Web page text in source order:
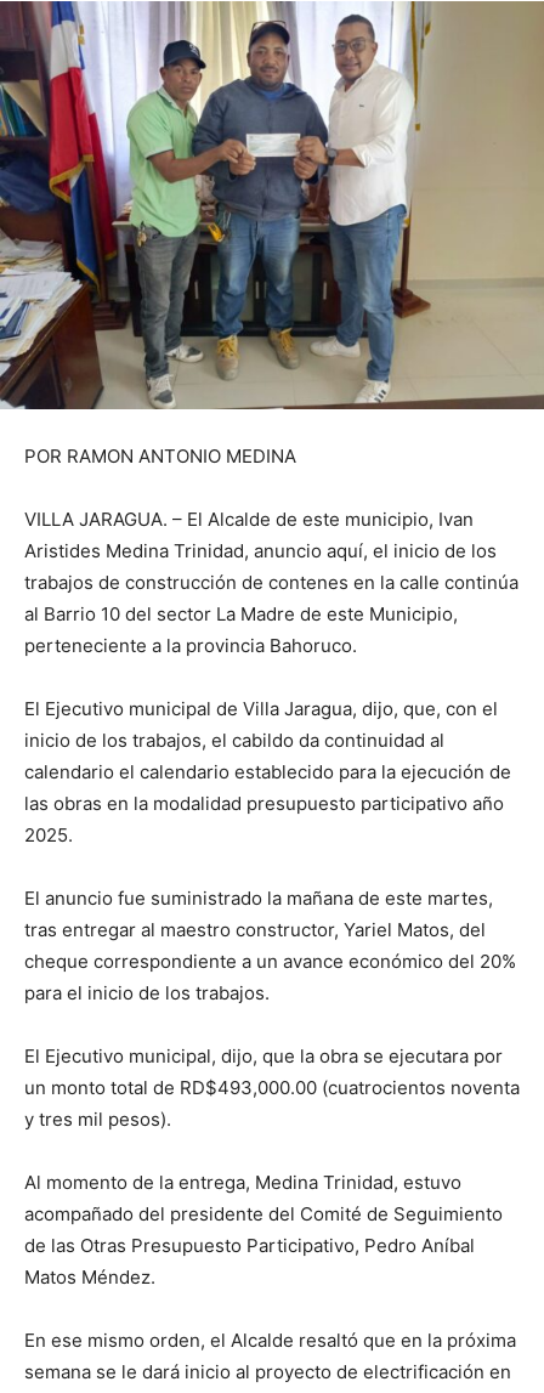
POR RAMON ANTONIO MEDINA
VILLA JARAGUA. – El Alcalde de este municipio, Ivan
Aristides Medina Trinidad, anuncio aquí, el inicio de los
trabajos de construcción de contenes en la calle continúa
al Barrio 10 del sector La Madre de este Municipio,
perteneciente a la provincia Bahoruco.
El Ejecutivo municipal de Villa Jaragua, dijo, que, con el
inicio de los trabajos, el cabildo da continuidad al
calendario el calendario establecido para la ejecución de
las obras en la modalidad presupuesto participativo año
2025.
El anuncio fue suministrado la mañana de este martes,
tras entregar al maestro constructor, Yariel Matos, del
cheque correspondiente a un avance económico del 20%
para el inicio de los trabajos.
El Ejecutivo municipal, dijo, que la obra se ejecutara por
un monto total de RD$493,000.00 (cuatrocientos noventa
y tres mil pesos).
Al momento de la entrega, Medina Trinidad, estuvo
acompañado del presidente del Comité de Seguimiento
de las Otras Presupuesto Participativo, Pedro Aníbal
Matos Méndez.
En ese mismo orden, el Alcalde resaltó que en la próxima
semana se le dará inicio al proyecto de electrificación en